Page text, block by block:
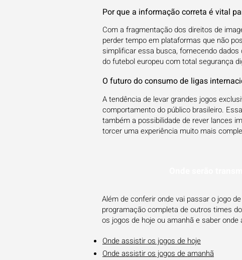
Por que a informação correta é vital
Com a fragmentação dos direitos de
perder tempo em plataformas que não
simplificar essa busca, fornecendo
do futebol europeu com total segurança
O futuro do consumo de ligas
A tendência de levar grandes jogos
comportamento do público brasileiro.
também a possibilidade de rever lances
torcer uma experiência muito mais
Além de conferir onde vai passar o jogo
programação completa de outros times
os jogos de hoje ou amanhã e saber
Onde assistir os jogos de hoje
Onde assistir os jogos de amanhã